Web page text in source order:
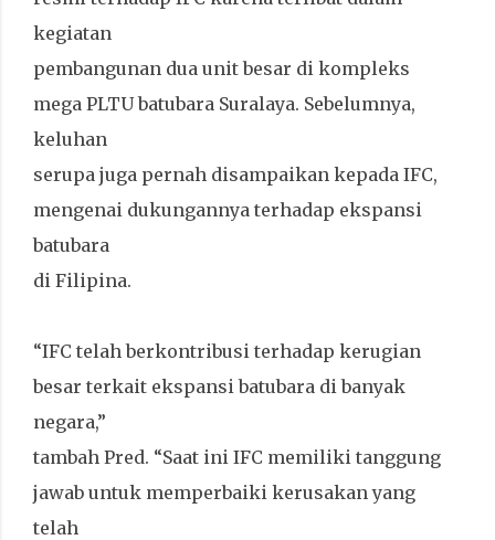
kegiatan
pembangunan dua unit besar di kompleks
mega PLTU batubara Suralaya. Sebelumnya,
keluhan
serupa juga pernah disampaikan kepada IFC,
mengenai dukungannya terhadap ekspansi
batubara
di Filipina.
“IFC telah berkontribusi terhadap kerugian
besar terkait ekspansi batubara di banyak
negara,”
tambah Pred. “Saat ini IFC memiliki tanggung
jawab untuk memperbaiki kerusakan yang
telah